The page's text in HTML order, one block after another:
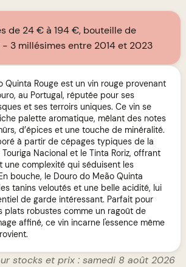
de 24 € à 194 €, bouteille de
3 millésimes entre 2014 et 2023
Quinta Rouge est un vin rouge provenant
au Portugal, réputée pour ses
et ses terroirs uniques. Ce vin se
palette aromatique, mêlant des notes
d’épices et une touche de minéralité.
à partir de cépages typiques de la
Nacional et le Tinta Roriz, offrant
une complexité qui séduisent les
bouche, le Douro do Meão Quinta
tanins veloutés et une belle acidité, lui
de garde intéressant. Parfait pour
plats robustes comme un ragoût de
affiné, ce vin incarne l'essence même
stocks et prix : samedi 8 août 2026